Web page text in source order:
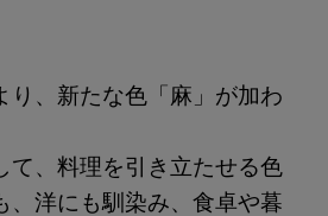
り、新たな色「麻」が加わ
て、料理を引き立たせる色
、洋にも馴染み、食卓や暮